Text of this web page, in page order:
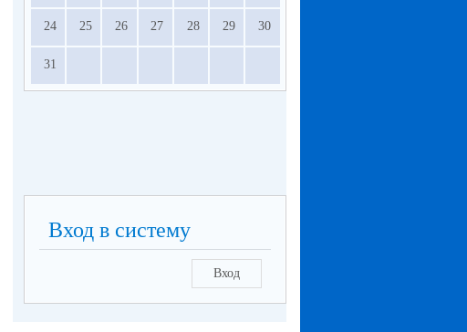
24 25 26 27 28 29 30
31
Вход в систему
Вход